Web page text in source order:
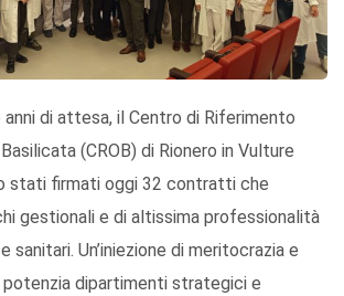
di attesa, il Centro di Riferimento
(CROB) di Rionero in Vulture
stati firmati oggi 32 contratti che
gestionali e di altissima professionalità
sanitari. Un’iniezione di meritocrazia e
dipartimenti strategici e